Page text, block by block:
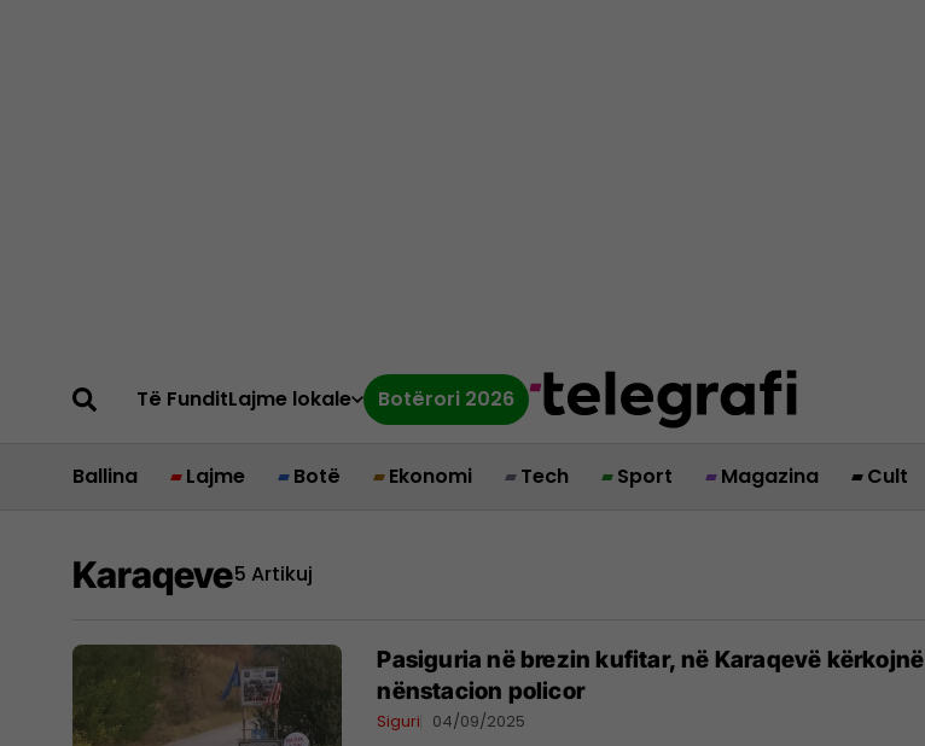
Të FunditLajme lokale Botërori 2026
Ballina Lajme Botë Ekonomi Tech Sport Magazina Cult
Karaqeve5 Artikuj
Pasiguria në brezin kufitar, në Karaqevë kërkojnë
nënstacion policor
Siguri 04/09/2025